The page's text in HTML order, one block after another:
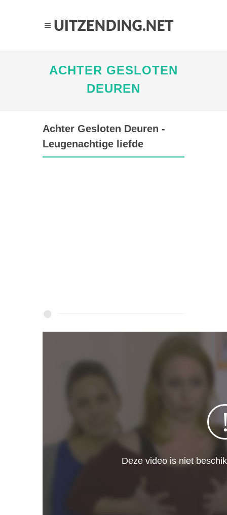
ACHTER GESLOTEN
DEUREN
Achter Gesloten Deuren -
Leugenachtige liefde